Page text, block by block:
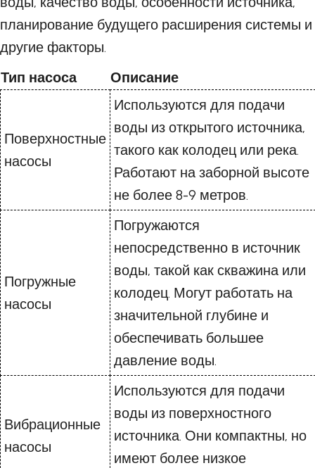
планирование будущего расширения системы и
другие факторы.
Тип насоса
Описание
Поверхностные
насосы
Используются для подачи
воды из открытого источника,
такого как колодец или река.
Работают на заборной высоте
не более 8-9 метров.
Погружные
насосы
Погружаются
непосредственно в источник
воды, такой как скважина или
колодец. Могут работать на
значительной глубине и
обеспечивать большее
давление воды.
Вибрационные
насосы
Используются для подачи
воды из поверхностного
источника. Они компактны, но
имеют более низкое